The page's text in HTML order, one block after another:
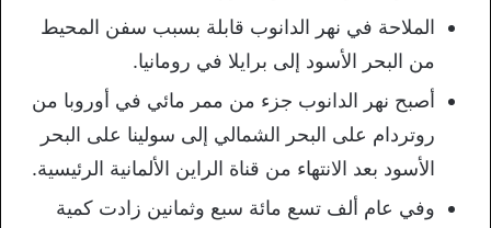
الملاحة في نهر الدانوب قابلة بسبب سفن المحيط
من البحر الأسود إلى برايلا في رومانيا.
أصبح نهر الدانوب جزء من ممر مائي في أوروبا من
روتردام على البحر الشمالي إلى سولينا على البحر
الأسود بعد الانتهاء من قناة الراين الألمانية الرئيسية.
وفي عام ألف تسع مائة سبع وثمانين زادت كمية